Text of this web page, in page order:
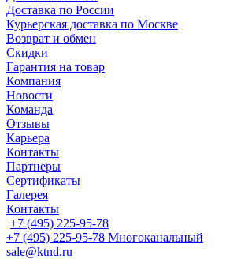
Доставка по России
Курьерская доставка по Москве
Возврат и обмен
Скидки
Гарантия на товар
Компания
Новости
Команда
Отзывы
Карьера
Контакты
Партнеры
Сертификаты
Галерея
Контакты
+7 (495) 225-95-78
+7 (495) 225-95-78 Многоканальный
sale@ktnd.ru